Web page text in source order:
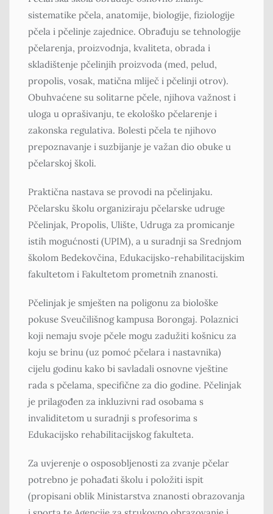
sistematike pčela, anatomije, biologije, fiziologije
pčela i pčelinje zajednice. Obrađuju se tehnologije
pčelarenja, proizvodnja, kvaliteta, obrada i
skladištenje pčelinjih proizvoda (med, pelud,
propolis, vosak, matična mliječ i pčelinji otrov).
Obuhvaćene su solitarne pčele, njihova važnost i
uloga u oprašivanju, te ekološko pčelarenje i
zakonska regulativa. Bolesti pčela te njihovo
prepoznavanje i suzbijanje je važan dio obuke u
pčelarskoj školi.
Praktična nastava se provodi na pčelinjaku.
Pčelarsku školu organiziraju pčelarske udruge
Pčelinjak, Propolis, Ulište, Udruga za promicanje
istih mogućnosti (UPIM), a u suradnji sa Srednjom
školom Bedekovčina, Edukacijsko-rehabilitacijskim
fakultetom i Fakultetom prometnih znanosti.
Pčelinjak je smješten na poligonu za biološke
pokuse Sveučilišnog kampusa Borongaj. Polaznici
koji nemaju svoje pčele mogu zadužiti košnicu za
koju se brinu (uz pomoć pčelara i nastavnika)
cijelu godinu kako bi savladali osnovne vještine
rada s pčelama, specifične za dio godine. Pčelinjak
je prilagođen za inkluzivni rad osobama s
invaliditetom u suradnji s profesorima s
Edukacijsko rehabilitacijskog fakulteta.
Za uvjerenje o osposobljenosti za zvanje pčelar
potrebno je pohađati školu i položiti ispit
(propisani oblik Ministarstva znanosti obrazovanja